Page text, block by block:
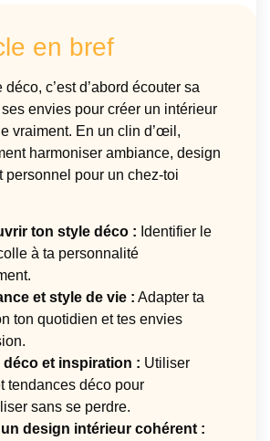
en bref
c’est d’abord écouter sa
envies pour créer un intérieur
vraiment. En un clin d’œil,
harmoniser ambiance, design
personnel pour un chez-toi
ton style déco : Identifier le
à ta personnalité
et style de vie : Adapter ta
ton quotidien et tes envies
déco et inspiration : Utiliser
tendances déco pour
sans se perdre.
design intérieur cohérent :